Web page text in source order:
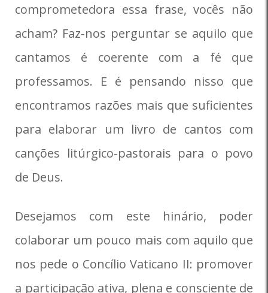
comprometedora essa frase, vocês não
acham? Faz-nos perguntar se aquilo que
cantamos é coerente com a fé que
professamos. E é pensando nisso que
encontramos razões mais que suficientes
para elaborar um livro de cantos com
canções litúrgico-pastorais para o povo
de Deus.
Desejamos com este hinário, poder
colaborar um pouco mais com aquilo que
nos pede o Concílio Vaticano II: promover
a participação ativa, plena e consciente de